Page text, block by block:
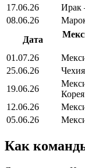
17.06.26
Ирак
08.06.26
Дата
01.07.26
25.06.26
19.06.26
Корея
12.06.26
05.06.26
Как